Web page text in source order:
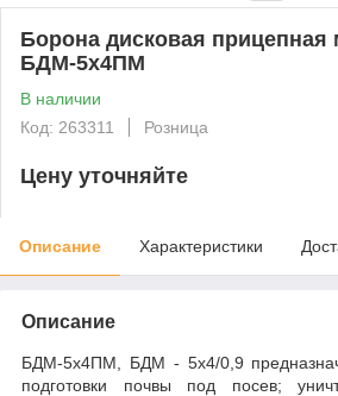
Борона дисковая прицепная
БДМ-5х4ПМ
В наличии
Код: 263311
Розница
Цену уточняйте
Описание Характеристики
Описание
БДМ-5х4ПМ, БДМ - 5х4/0,9
подготовки почвы под посев;